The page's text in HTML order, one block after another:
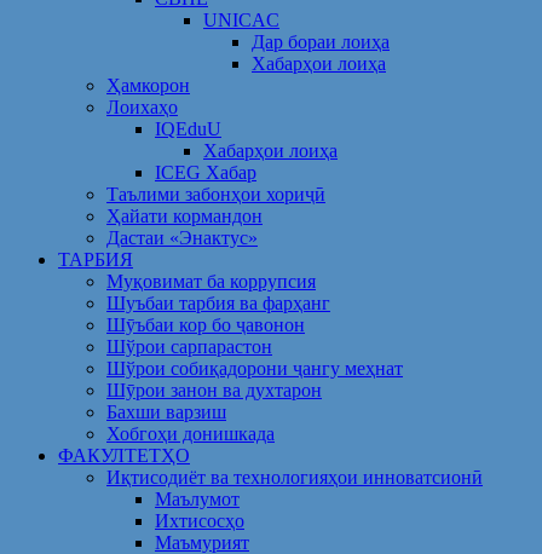
UNICAC
Дар бораи лоиҳа
Хабарҳои лоиҳа
Ҳамкорон
Лоихаҳо
IQEduU
Хабарҳои лоиҳа
ICEG Хабар
Таълими забонҳои хориҷӣ
Ҳайати кормандон
Дастаи «Энактус»
ТАРБИЯ
Муқовимат ба коррупсия
Шуъбаи тарбия ва фарҳанг
Шӯъбаи кор бо ҷавонон
Шўрои сарпарастон
Шўрои собиқадорони ҷангу меҳнат
Шӯрои занон ва духтарон
Бахши варзиш
Хобгоҳи донишкада
ФАКУЛТЕТҲО
Иқтисодиёт ва технологияҳои инноватсионӣ
Маълумот
Ихтисосҳо
Маъмурият